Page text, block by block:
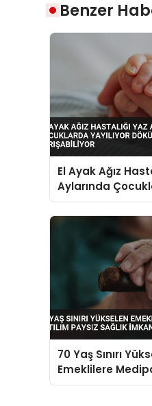
Benzer
El Ayak Ağız
Aylarında
Yayılıyor
Suçiçeğiyle
70 Yaş Sınırı
Emeklilere
Paysız Sağlık